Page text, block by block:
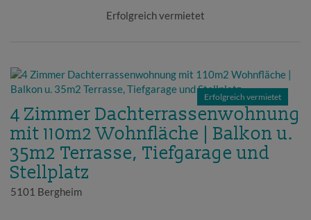
Erfolgreich vermietet
Erfolgreich vermietet
4 Zimmer Dachterrassenwohnung
mit 110m2 Wohnfläche | Balkon u.
35m2 Terrasse, Tiefgarage und
Stellplatz
5101 Bergheim